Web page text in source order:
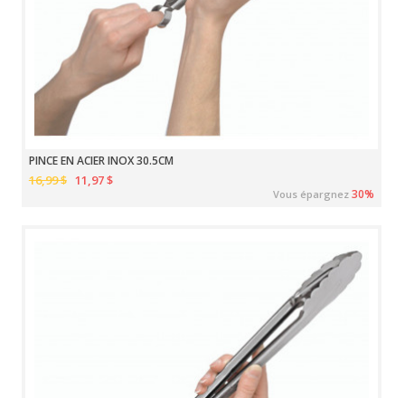
PINCE EN ACIER INOX 30.5CM
16,99 $ 11,97 $
Vous épargnez30%